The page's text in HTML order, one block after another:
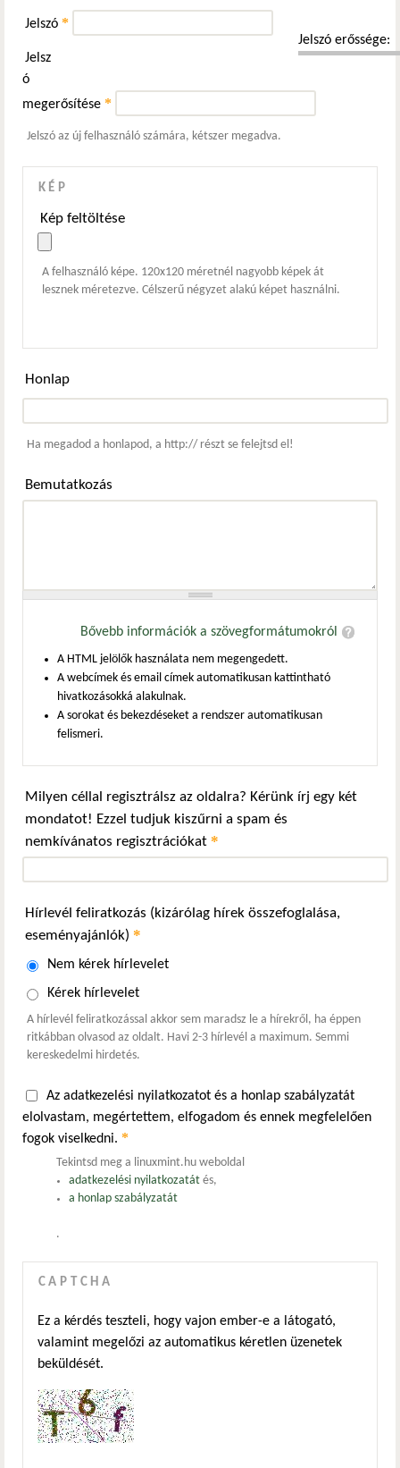
Jelszó erőssége:
Jelszó *
Jelsz
ó
megerősítése *
Jelszó az új felhasználó számára, kétszer megadva.
KÉP
Kép feltöltése
A felhasználó képe. 120x120 méretnél nagyobb képek át
lesznek méretezve. Célszerű négyzet alakú képet használni.
Honlap
Ha megadod a honlapod, a http:// részt se felejtsd el!
Bemutatkozás
Bővebb információk a szövegformátumokról
A HTML jelölők használata nem megengedett.
A webcímek és email címek automatikusan kattintható
hivatkozásokká alakulnak.
A sorokat és bekezdéseket a rendszer automatikusan
felismeri.
Milyen céllal regisztrálsz az oldalra? Kérünk írj egy két
mondatot! Ezzel tudjuk kiszűrni a spam és
nemkívánatos regisztrációkat *
Hírlevél feliratkozás (kizárólag hírek összefoglalása,
eseményajánlók) *
Nem kérek hírlevelet
Kérek hírlevelet
A hírlevél feliratkozással akkor sem maradsz le a hírekről, ha éppen
ritkábban olvasod az oldalt. Havi 2-3 hírlevél a maximum. Semmi
kereskedelmi hirdetés.
Az adatkezelési nyilatkozatot és a honlap szabályzatát
elolvastam, megértettem, elfogadom és ennek megfelelően
fogok viselkedni. *
Tekintsd meg a linuxmint.hu weboldal
adatkezelési nyilatkozatátés,
a honlap szabályzatát
.
CAPTCHA
Ez a kérdés teszteli, hogy vajon ember-e a látogató,
valamint megelőzi az automatikus kéretlen üzenetek
beküldését.